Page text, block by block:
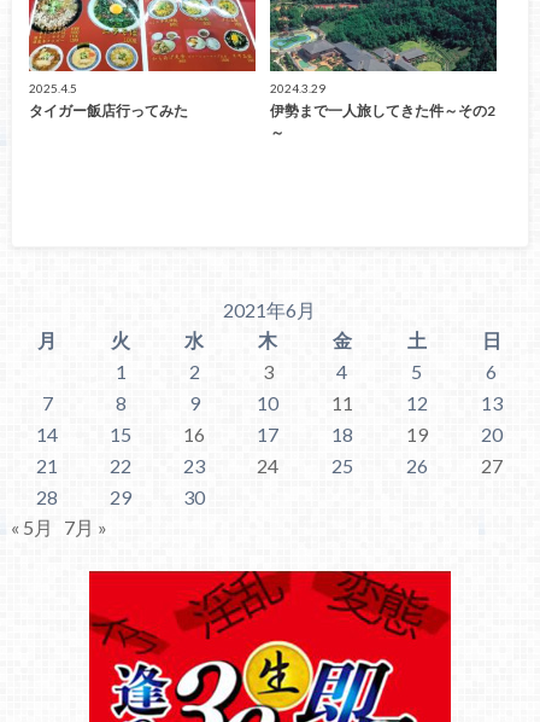
2025.4.5
タイガー飯店行ってみた
2024.3.29
伊勢まで一人旅してきた件～その2
～
2021年6月
月
火 水 木 金 土
日
1
2 3 4 5
6
7
8 9 10 11 12
13
14
15 16 17 18 19
20
21
22 23 24 25 26
27
28
29
30
« 5月
7月 »